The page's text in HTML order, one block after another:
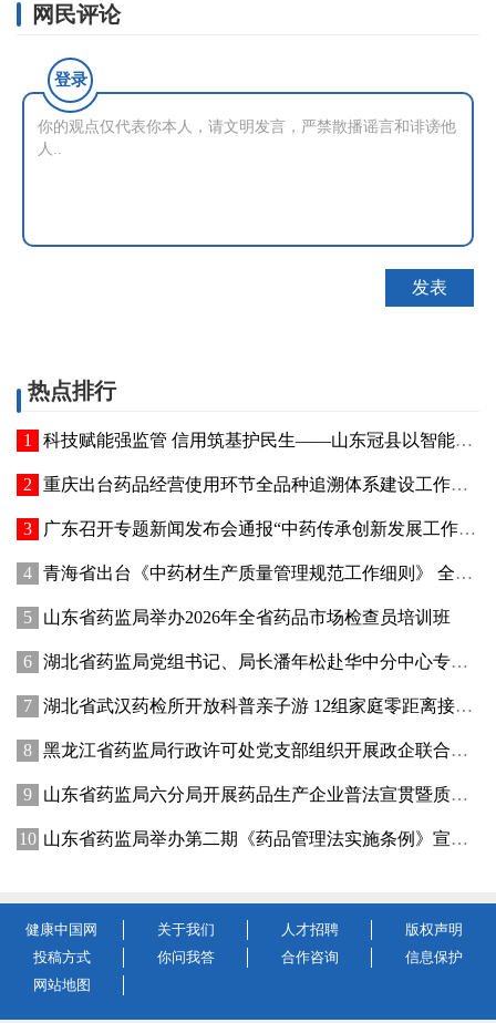
网民评论
登录
热点排行
科技赋能强监管 信用筑基护民生——山东冠县以智能管控提质“两定机构”医保服务能力
重庆出台药品经营使用环节全品种追溯体系建设工作方案
广东召开专题新闻发布会通报“中药传承创新发展工作成效”
青海省出台《中药材生产质量管理规范工作细则》 全面强化中药材质量源头管控
山东省药监局举办2026年全省药品市场检查员培训班
湖北省药监局党组书记、局长潘年松赴华中分中心专题调研全面从严治党工作 强调以高质量党建引领药监事业行稳致远
湖北省武汉药检所开放科普亲子游 12组家庭零距离接触药品检验
黑龙江省药监局行政许可处党支部组织开展政企联合主题党日活动
山东省药监局六分局开展药品生产企业普法宣贯暨质量管理提升座谈交流活动
山东省药监局举办第二期《药品管理法实施条例》宣贯培训班
健康中国网 关于我们 人才招聘
版权声明
投稿方式
你问我答 合作咨询
信息保护
网站地图